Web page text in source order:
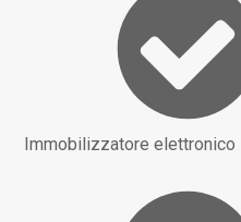
Immobilizzatore elettronico